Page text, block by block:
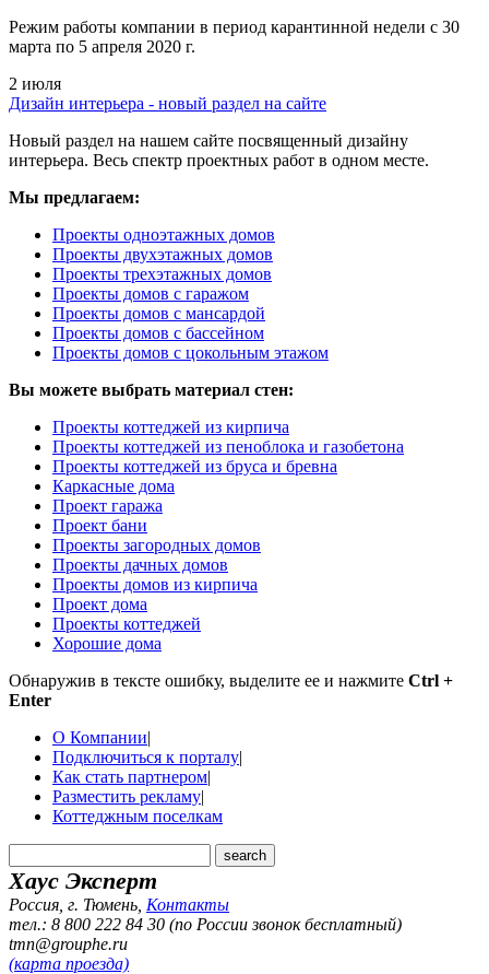
Режим работы компании в период карантинной недели c 30
марта по 5 апреля 2020 г.
2 июля
Дизайн интерьера - новый раздел на сайте
Новый раздел на нашем сайте посвященный дизайну
интерьера. Весь спектр проектных работ в одном месте.
Мы предлагаем:
Проекты одноэтажных домов
Проекты двухэтажных домов
Проекты трехэтажных домов
Проекты домов с гаражом
Проекты домов с мансардой
Проекты домов с бассейном
Проекты домов с цокольным этажом
Вы можете выбрать материал стен:
Проекты коттеджей из кирпича
Проекты коттеджей из пеноблока и газобетона
Проекты коттеджей из бруса и бревна
Каркасные дома
Проект гаража
Проект бани
Проекты загородных домов
Проекты дачных домов
Проекты домов из кирпича
Проект дома
Проекты коттеджей
Хорошие дома
Обнаружив в тексте ошибку, выделите ее и нажмите Ctrl +
Enter
О Компании|
Подключиться к порталу|
Как стать партнером|
Разместить рекламу|
Коттеджным поселкам
Хаус Эксперт
Россия, г. Тюмень Контакты
тел.: 8 800 222 84 30 (по России звонок бесплатный)
tmn@grouphe.ru
(карта проезда)